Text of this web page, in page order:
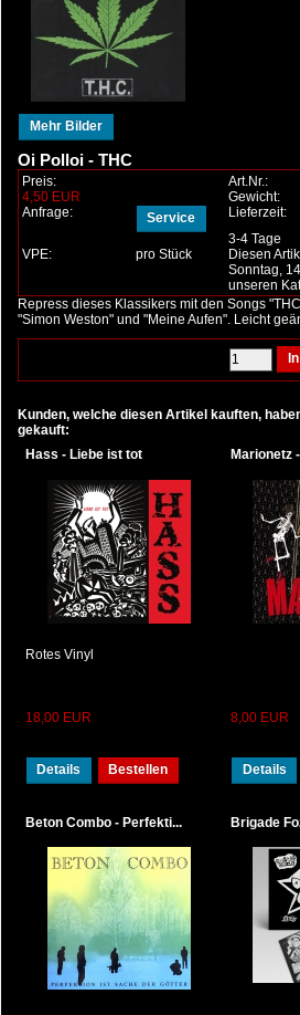
Mehr Bilder
Oi Polloi - THC
Preis:
4,50 EUR
Art.Nr.:
Gewicht:
Anfrage:
Service
Lieferzeit:
3-4 Tage
VPE:
pro Stück
Diesen
Sonntag,
unseren
Repress dieses Klassikers mit den Songs
"Simon Weston" und "Meine Aufen". Leicht
Kunden, welche diesen Artikel kauften,
gekauft:
Hass - Liebe ist tot
Rotes Vinyl
18,00 EUR
Details Bestellen
Marionetz
8,00 EUR
Details
Beton Combo - Perfekti... Brigade